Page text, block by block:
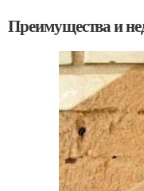
Преимущества и